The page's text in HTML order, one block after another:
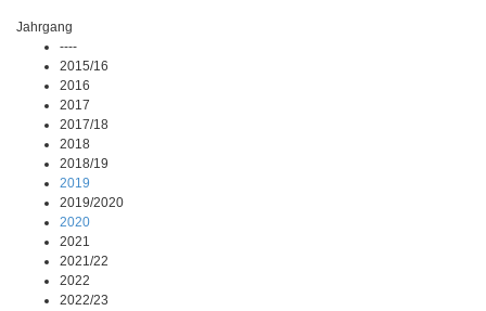
Jahrgang
----
2015/16
2016
2017
2017/18
2018
2018/19
2019
2019/2020
2020
2021
2021/22
2022
2022/23